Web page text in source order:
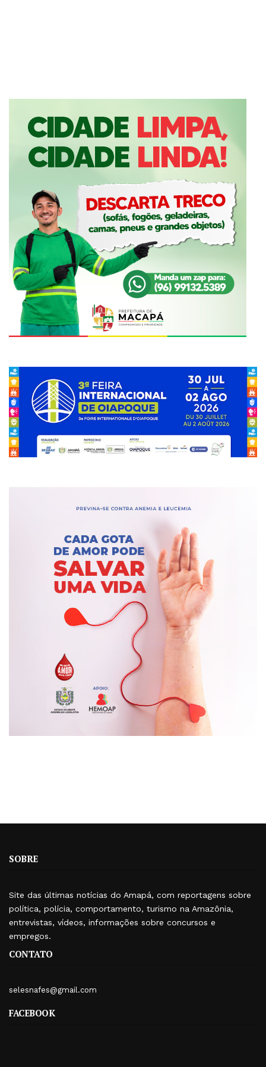
SOBRE
Site das últimas notícias do Amapá, com reportagens sobre
política, polícia, comportamento, turismo na Amazônia,
entrevistas, vídeos, informações sobre concursos e
empregos.
CONTATO
selesnafes@gmail.com
FACEBOOK